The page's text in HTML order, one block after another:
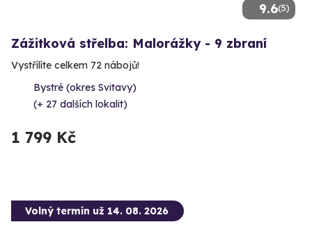
9.6(5)
Zážitková střelba: Malorážky - 9 zbraní
Vystřílíte celkem 72 nábojů!
Bystré (okres Svitavy)
(+ 27 dalších lokalit)
1 799 Kč
Volný termín už 14. 08. 2026